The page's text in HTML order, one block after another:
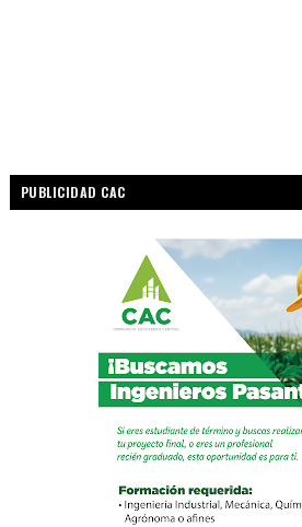
PUBLICIDAD CAC